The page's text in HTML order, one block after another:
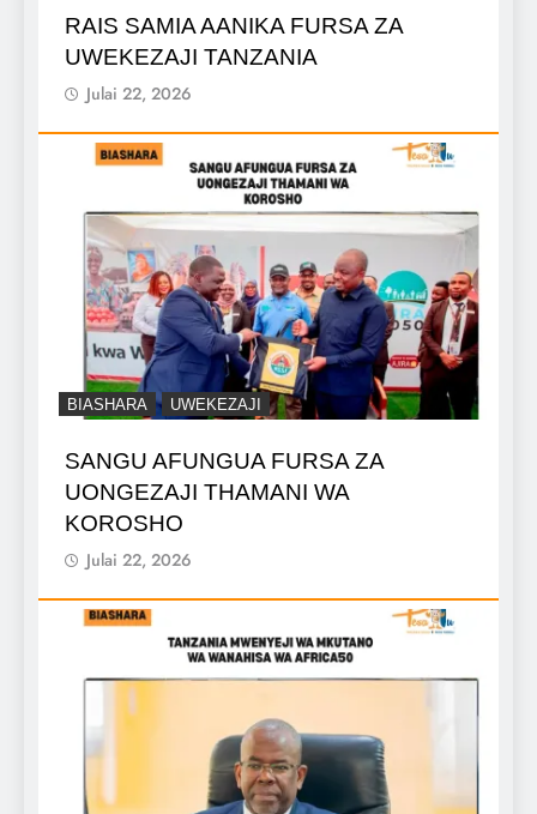
RAIS SAMIA AANIKA FURSA ZA
UWEKEZAJI TANZANIA
Julai 22, 2026
BIASHARA UWEKEZAJI
SANGU AFUNGUA FURSA ZA
UONGEZAJI THAMANI WA
KOROSHO
Julai 22, 2026